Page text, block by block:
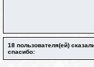
18 пользователя(ей)
cпасибо: